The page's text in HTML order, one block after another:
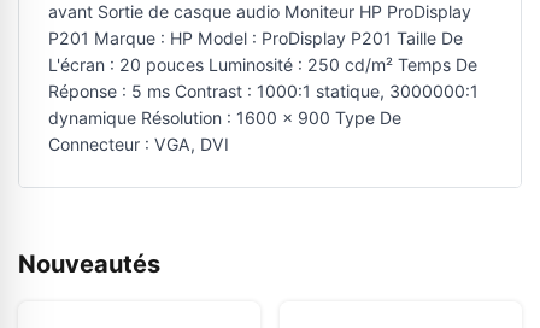
avant Sortie de casque audio Moniteur HP ProDisplay
P201 Marque : HP Model : ProDisplay P201 Taille De
L'écran : 20 pouces Luminosité : 250 cd/m² Temps De
Réponse : 5 ms Contrast : 1000:1 statique, 3000000:1
dynamique Résolution : 1600 x 900 Type De
Connecteur : VGA, DVI
Nouveautés